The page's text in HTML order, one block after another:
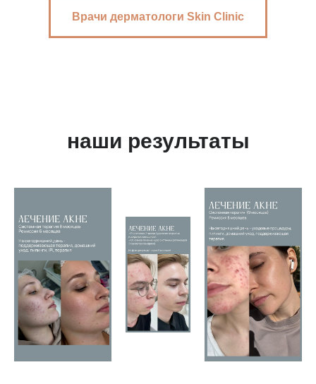
Врачи дерматологи Skin Clinic
наши результаты